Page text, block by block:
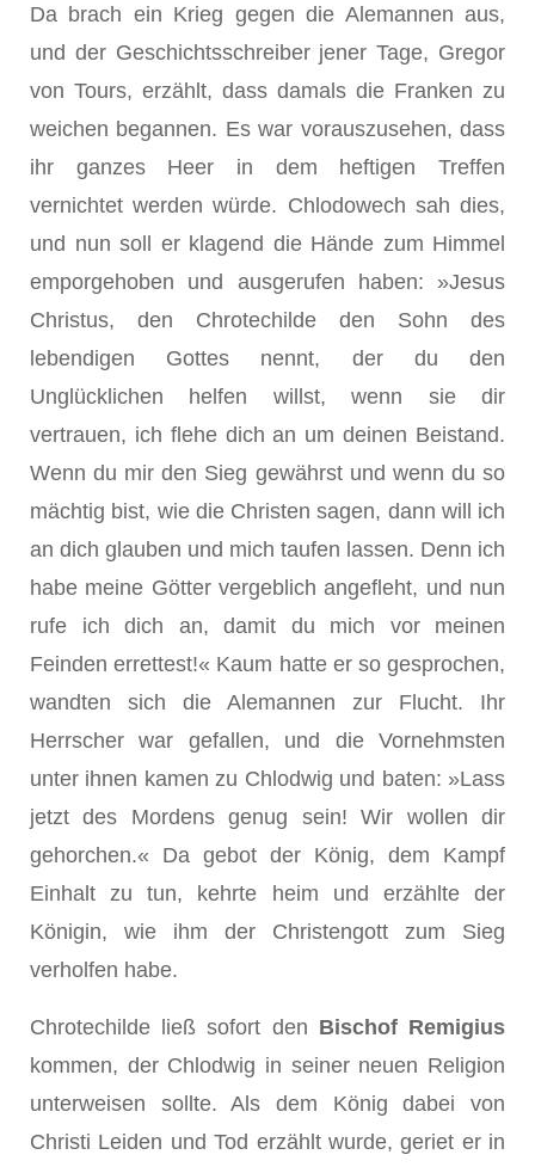
Da brach ein Krieg gegen die Alemannen aus,
und der Geschichtsschreiber jener Tage, Gregor
von Tours, erzählt, dass damals die Franken zu
weichen begannen. Es war vorauszusehen, dass
ihr ganzes Heer in dem heftigen Treffen
vernichtet werden würde. Chlodowech sah dies,
und nun soll er klagend die Hände zum Himmel
emporgehoben und ausgerufen haben: »Jesus
Christus, den Chrotechilde den Sohn des
lebendigen Gottes nennt, der du den
Unglücklichen helfen willst, wenn sie dir
vertrauen, ich flehe dich an um deinen Beistand.
Wenn du mir den Sieg gewährst und wenn du so
mächtig bist, wie die Christen sagen, dann will ich
an dich glauben und mich taufen lassen. Denn ich
habe meine Götter vergeblich angefleht, und nun
rufe ich dich an, damit du mich vor meinen
Feinden errettest!« Kaum hatte er so gesprochen,
wandten sich die Alemannen zur Flucht. Ihr
Herrscher war gefallen, und die Vornehmsten
unter ihnen kamen zu Chlodwig und baten: »Lass
jetzt des Mordens genug sein! Wir wollen dir
gehor­chen.« Da gebot der König, dem Kampf
Einhalt zu tun, kehrte heim und erzählte der
Königin, wie ihm der Christengott zum Sieg
verholfen habe.
Chrotechilde ließ sofort den Bischof Remigius
kommen, der Chlodwig in seiner neuen Religion
unterweisen sollte. Als dem König dabei von
Christi Leiden und Tod erzählt wurde, geriet er in